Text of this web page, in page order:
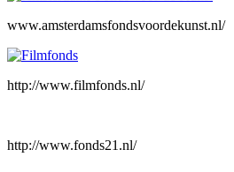
www.amsterdamsfondsvoordekunst.nl/
http://www.filmfonds.nl/
http://www.fonds21.nl/